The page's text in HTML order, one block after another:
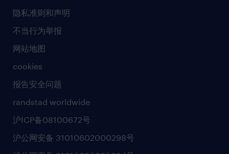
隐私准则和声明
不当行为举报
网站地图
cookies
报告安全问题
randstad worldwide
沪ICP备08100672号
沪公网安备 31010602000298号